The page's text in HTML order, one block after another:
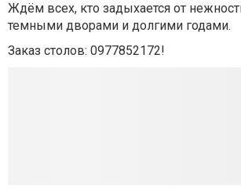
Ждём всех, кто задыхается от
темными дворами и долгими годами.
Заказ столов: 0977852172!